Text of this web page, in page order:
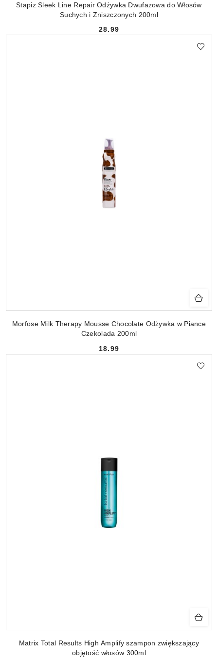
Stapiz Sleek Line Repair Odżywka Dwufazowa do Włosów
Suchych i Zniszczonych 200ml
Cena:
28.99
Morfose Milk Therapy Mousse Chocolate Odżywka w Piance
Czekolada 200ml
Cena:
18.99
Matrix Total Results High Amplify szampon zwiększający
objętość włosów 300ml